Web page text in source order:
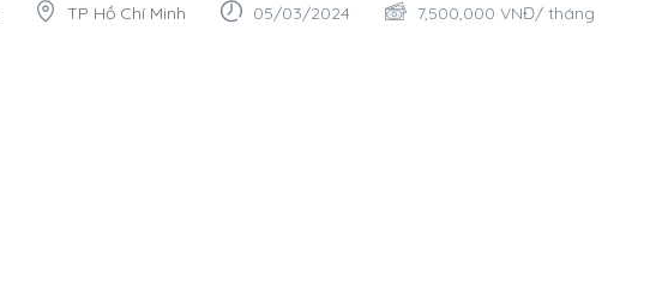
TP Hồ Chí Minh 05/03/2024 7,500,000 VNĐ/ tháng